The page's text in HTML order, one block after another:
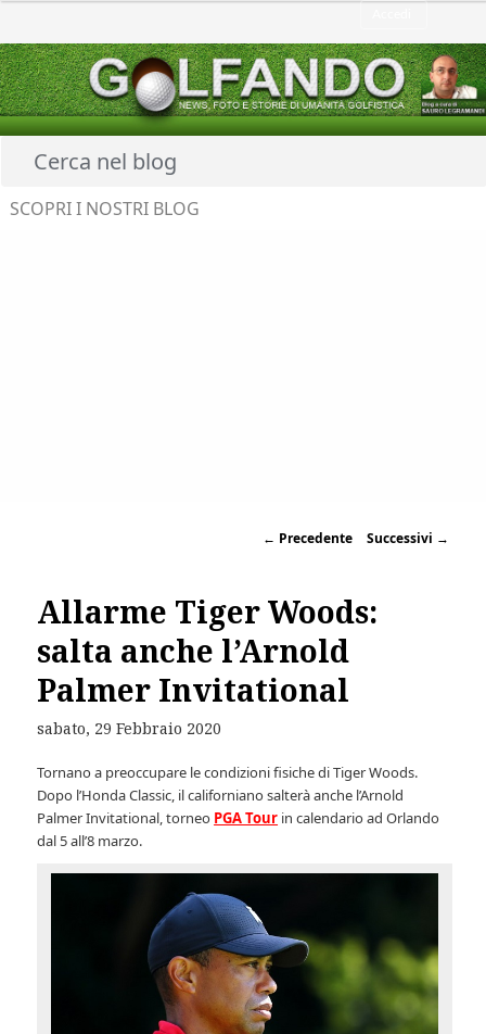
← Precedente Successivi →
Allarme Tiger Woods:
salta anche l’Arnold
Palmer Invitational
sabato, 29 Febbraio 2020
Tornano a preoccupare le condizioni fisiche di Tiger Woods.
Dopo l’Honda Classic, il californiano salterà anche l’Arnold
Palmer Invitational, torneo PGA Tour in calendario ad Orlando
dal 5 all’8 marzo.